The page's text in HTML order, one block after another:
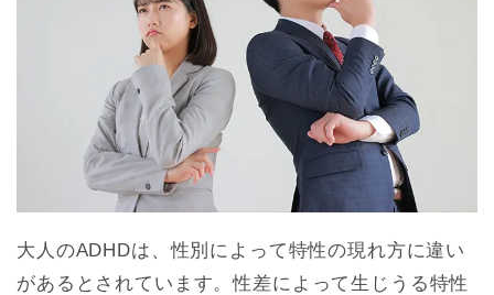
大人のADHDは、性別によって特性の現れ方に違い
があるとされています。性差によって生じうる特性